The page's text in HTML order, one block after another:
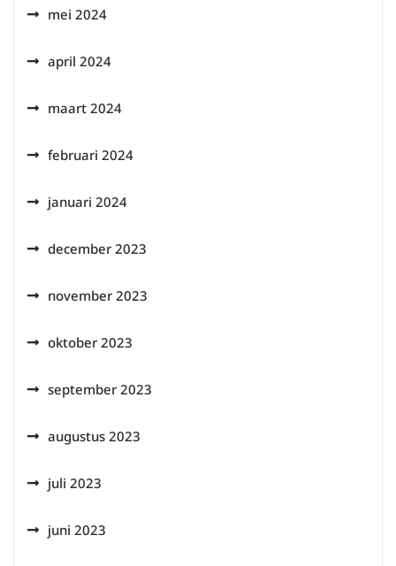
mei 2024
april 2024
maart 2024
februari 2024
januari 2024
december 2023
november 2023
oktober 2023
september 2023
augustus 2023
juli 2023
juni 2023